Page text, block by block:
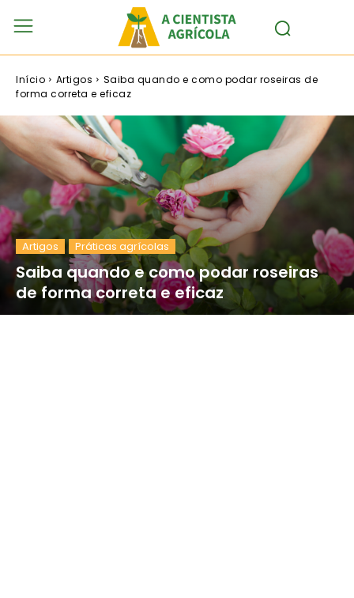
Início Artigos
Saiba quando e como podar roseiras de
forma correta e eficaz
Artigos Práticas agrícolas
Saiba quando e como podar roseiras
de forma correta e eficaz